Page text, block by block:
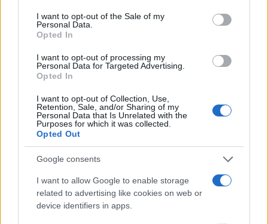
I want to opt-out of the Sale of my
Personal Data.
Opted In
I want to opt-out of processing my
Personal Data for Targeted Advertising.
Opted In
I want to opt-out of Collection, Use,
Retention, Sale, and/or Sharing of my
Personal Data that Is Unrelated with the
Purposes for which it was collected.
Opted Out
Google consents
I want to allow Google to enable storage
related to advertising like cookies on web or
device identifiers in apps.
Ormai la sinistra offre maggiore attenzione a chi
commette illegalità, piuttosto che alla classe
operaia e del precariato. Da Marx a Concita Di
Gregorio, da Gramsci a Letta, da Berlinguer a
Conte è un attimo. A questo punto, optiamo anche
per un cambio di nome dell’Anpi: da “Associazione
Nazionali Partigiani Italiani” a “Associazione
Nazionale Party Illegali”. Così anche i raver
potranno essere rappresentati nella tutela dei
propri diritti.